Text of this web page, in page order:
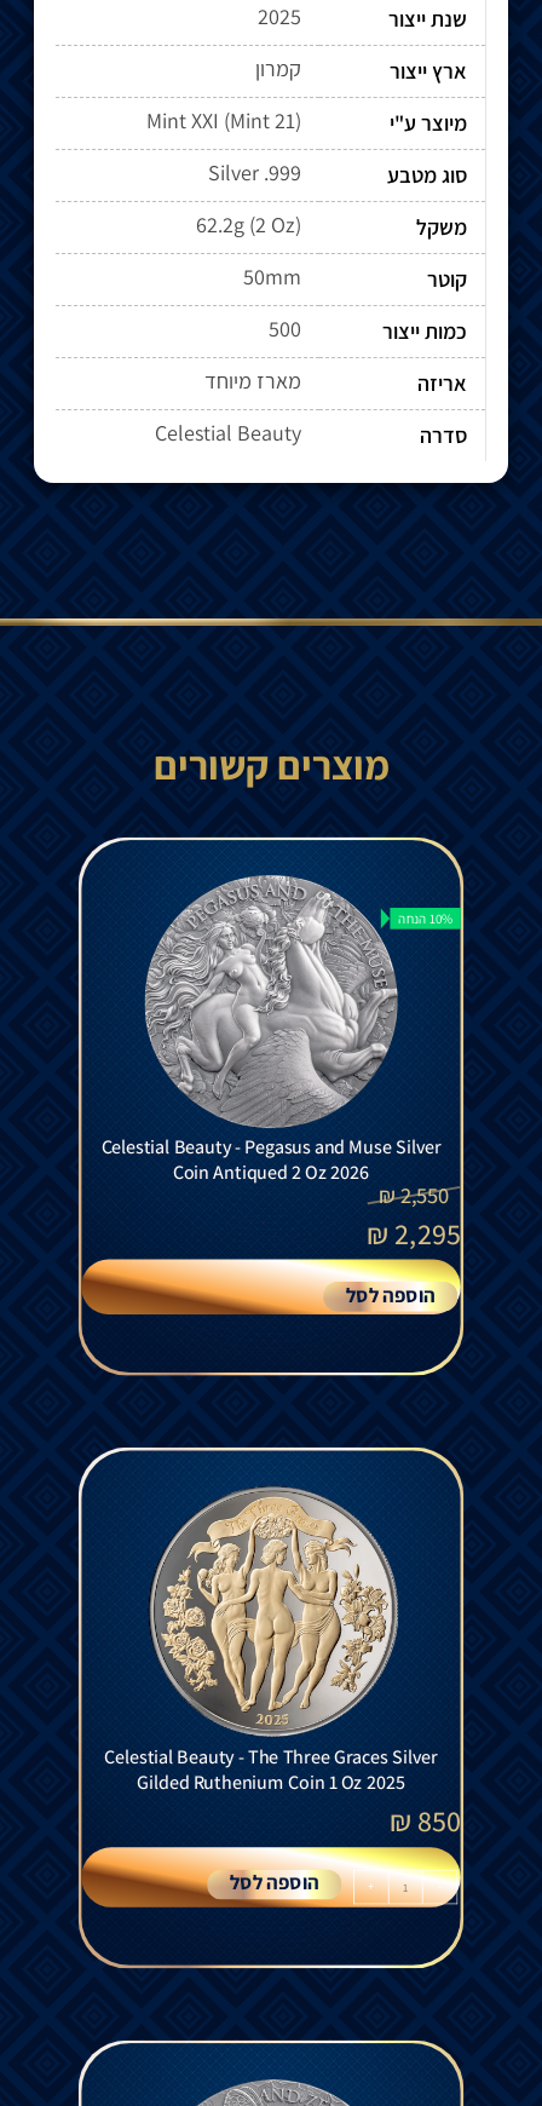
שנת ייצור
2025
ארץ ייצור
קמרון
מיוצר ע"י
סוג מטבע
Silver .999
משקל
62.2g (2 Oz)
קוטר
50mm
כמות ייצור
500
אריזה
מארז מיוחד
סדרה
Celestial Beauty
מוצרים קשורים
10% הנחה
Celestial Beauty - Pegasus and Muse Silver
Coin Antiqued 2 Oz 2026
2,550
₪
2,295
₪
הוספה לסל
Celestial Beauty - The Three Graces Silver
Gilded Ruthenium Coin 1 Oz 2025
850
₪
-
+ הוספה לסל